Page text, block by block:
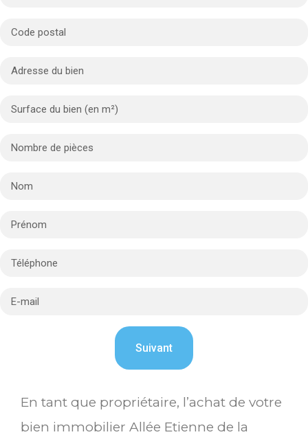
En tant que propriétaire, l’achat de votre
bien immobilier Allée Etienne de la